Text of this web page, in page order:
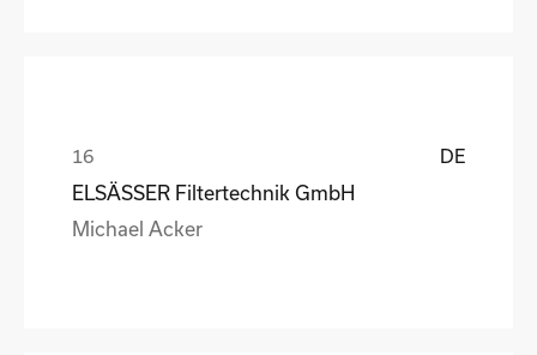
DE
ELSÄSSER Filtertechnik GmbH
Michael Acker